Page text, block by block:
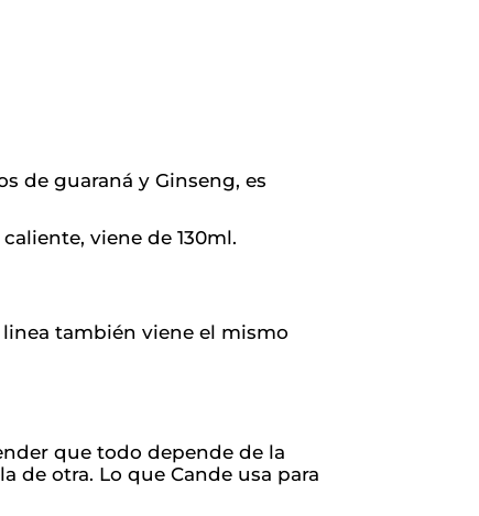
de guaraná y Ginseng, es
viene de 130ml.
linea también viene el mismo
que todo depende de la
de otra. Lo que Cande usa para